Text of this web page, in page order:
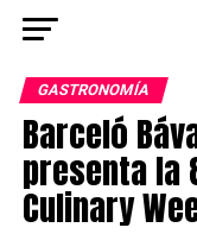
GASTRONOMÍA
Barceló
presenta la
Culinary